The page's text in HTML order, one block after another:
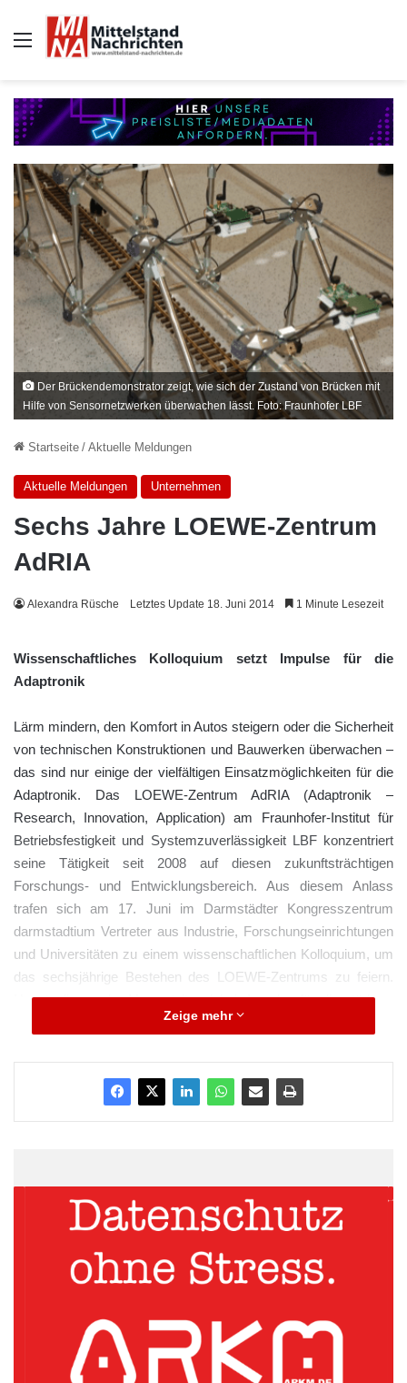
Auswahl
Der Brückendemonstrator zeigt, wie sich der Zustand von Brücken mit
Hilfe von Sensornetzwerken überwachen lässt. Foto: Fraunhofer LBF
Startseite / Aktuelle Meldungen
Aktuelle Meldungen Unternehmen
Sechs Jahre LOEWE-Zentrum
AdRIA
Alexandra Rüsche Letztes Update 18. Juni 2014 1 Minute Lesezeit
Wissenschaftliches Kolloquium setzt Impulse für die
Adaptronik
Lärm mindern, den Komfort in Autos steigern oder die Sicherheit
von technischen Konstruktionen und Bauwerken überwachen –
das sind nur einige der vielfältigen Einsatzmöglichkeiten für die
Adaptronik. Das LOEWE-Zentrum AdRIA (Adaptronik –
Research, Innovation, Application) am Fraunhofer-Institut für
Betriebsfestigkeit und Systemzuverlässigkeit LBF konzentriert
seine Tätigkeit seit 2008 auf diesen zukunftsträchtigen
Forschungs- und Entwicklungsbereich. Aus diesem Anlass
trafen sich am 17. Juni im Darmstädter Kongresszentrum
darmstadtium Vertreter aus Industrie, Forschungseinrichtungen
und Universitäten zu einem wissenschaftlichen Kolloquium, um
das sechsjährige Bestehen des LOEWE-Zentrums zu feiern.
Hauptanliegen der Veranstalter dabei: Impulse für die stärkere
Nutzung in industriellen Produkten setzen sowie die Forschung
Die Teilnehmer konnten sich über den neuesten Stand der
Technik auf dem Gebiet der Adaptronik informieren.
Zeige mehr